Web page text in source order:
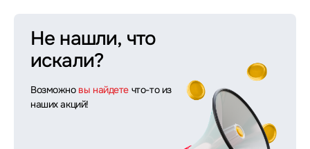
Не нашли, что
искали?
Возможно вы найдете что-то из
наших акций!